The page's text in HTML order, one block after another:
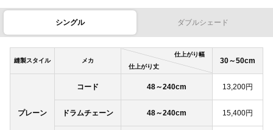
シングル ダブルシェード
縫製スタイル メカ
仕上がり幅
仕上がり丈
30～50cm
プレーン
コード 48～240cm 13,200円
ドラムチェーン 48～240cm 15,400円